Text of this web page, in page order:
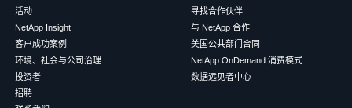
活动
NetApp Insight
客户成功案例
环境、社会与公司治理
投资者
招聘
寻找合作伙伴
与 NetApp 合作
美国公共部门合同
NetApp OnDemand 消费模式
数据远见者中心